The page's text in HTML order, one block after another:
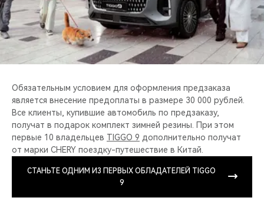
CHERY ДЛЯ ДЕТЕЙ
Обязательным условием для оформления предзаказа
является внесение предоплаты в размере 30 000 рублей.
Все клиенты, купившие автомобиль по предзаказу,
получат в подарок комплект зимней резины. При этом
первые 10 владельцев TIGGO 9 дополнительно получат
от марки CHERY поездку-путешествие в Китай.
СТАНЬТЕ ОДНИМ ИЗ ПЕРВЫХ ОБЛАДАТЕЛЕЙ TIGGO
9